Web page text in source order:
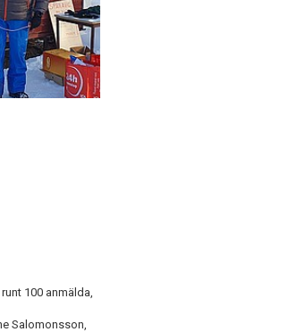
100 anmälda,
Salomonsson,